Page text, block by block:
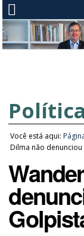
Política
Você está aqui:
Dilma não